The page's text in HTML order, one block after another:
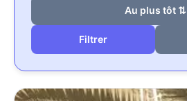
Au plus tôt ⇅